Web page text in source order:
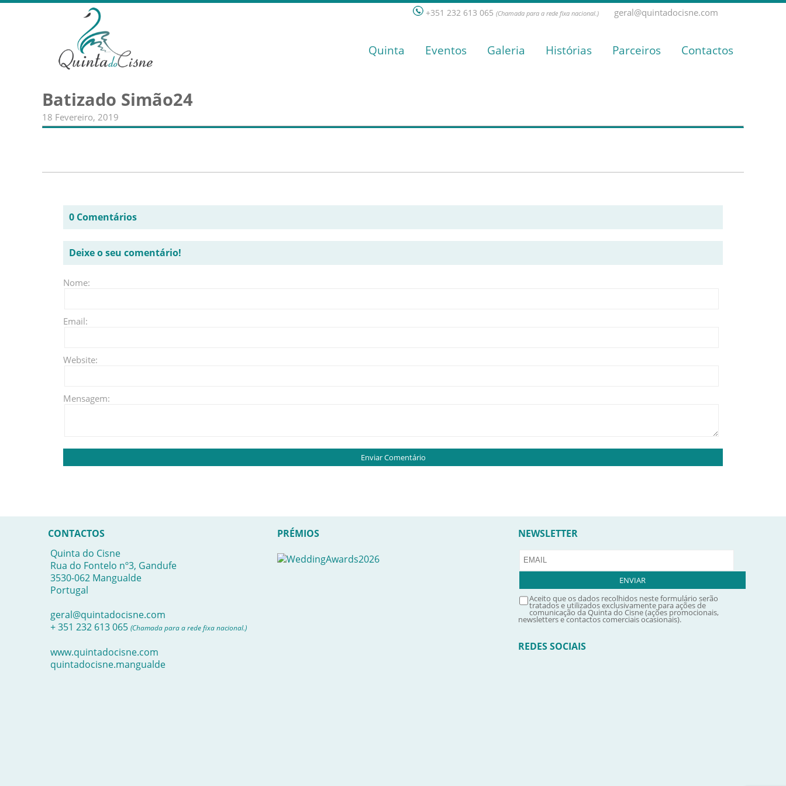
+351 232 613 065 (Chamada para a rede fixa nacional.) geral@quintadocisne.com
Quinta Eventos Galeria Histórias Parceiros Contactos
Batizado Simão24
18 Fevereiro, 2019
0 Comentários
Deixe o seu comentário!
Nome:
Email:
Website:
Mensagem:
CONTACTOS
Quinta do Cisne
Rua do Fontelo nº3, Gandufe
3530-062 Mangualde
Portugal
geral@quintadocisne.com
+ 351 232 613 065 (Chamada para a rede fixa nacional.)
www.quintadocisne.com
quintadocisne.mangualde
PRÉMIOS NEWSLETTER
Aceito que os dados recolhidos neste formulário serão
tratados e utilizados exclusivamente para ações de
comunicação da Quinta do Cisne (ações promocionais,
newsletters e contactos comerciais ocasionais).
REDES SOCIAIS